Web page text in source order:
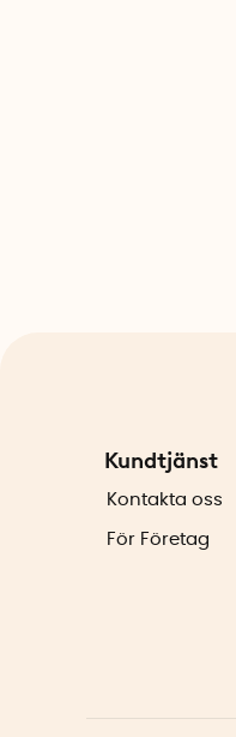
Kundtjänst
Kontakta oss
För Företag